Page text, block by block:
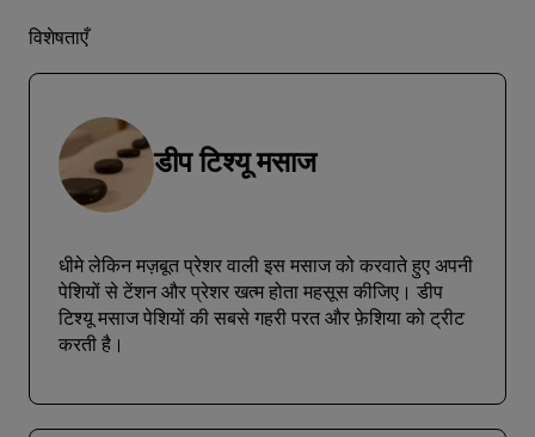
विशेषताएँ
डीप टिश्यू मसाज
धीमे लेकिन मज़बूत प्रेशर वाली इस मसाज को करवाते हुए अपनी
पेशियों से टेंशन और प्रेशर खत्म होता महसूस कीजिए। डीप
टिश्यू मसाज पेशियों की सबसे गहरी परत और फ़ेशिया को ट्रीट
करती है।